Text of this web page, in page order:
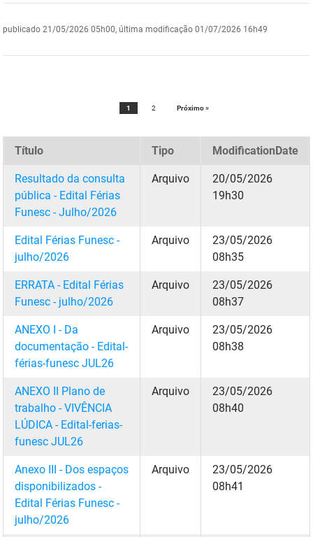
Secretaria de Governo
Juventude, Esporte e Lazer
Mulher e da Diversidade Humana
Planejamento, Orçamento e Gestão
Procuradoria Geral do Estado
Representação Institucional
Saúde
Turismo e Desenvolvimento Econômico
Fapesq
Fundação Casa de José Américo
FUNAD
FUNDAC
FUNES
FUNESC
IMEQ
IASS
JUCEP
publicado 21/05/2026 05h00, última modificação 01/07/2026 16h49
1 2 Próximo »
Título Tipo ModificationDate
Resultado da consulta
pública - Edital Férias
Funesc - Julho/2026
Arquivo
20/05/2026
19h30
Edital Férias Funesc -
julho/2026
Arquivo
23/05/2026
08h35
ERRATA - Edital Férias
Funesc - julho/2026
Arquivo
23/05/2026
08h37
ANEXO I - Da
documentação - Edital-
férias-funesc JUL26
Arquivo
23/05/2026
08h38
ANEXO II Plano de
trabalho - VIVÊNCIA
LÚDICA - Edital-ferias-
funesc JUL26
Arquivo
23/05/2026
08h40
Anexo III - Dos espaços
disponibilizados -
Edital Férias Funesc -
julho/2026
Arquivo
23/05/2026
08h41